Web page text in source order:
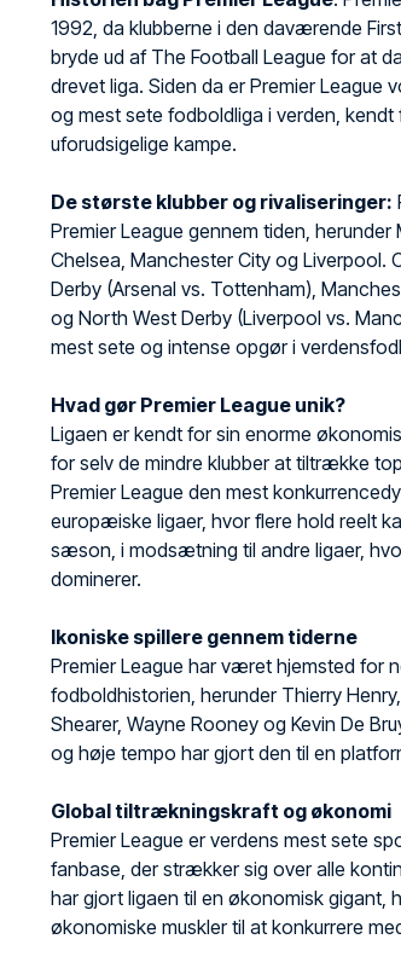
1992, da klubberne i den daværende
bryde ud af The Football League for at
drevet liga. Siden da er Premier League
og mest sete fodboldliga i verden,
uforudsigelige kampe.
De største klubber og rivaliseringer:
Premier League gennem tiden,
Chelsea, Manchester City og Liverpool.
Derby (Arsenal vs. Tottenham),
og North West Derby (Liverpool vs.
mest sete og intense opgør i
Hvad gør Premier League unik?
Ligaen er kendt for sin enorme
for selv de mindre klubber at tiltrække
Premier League den mest
europæiske ligaer, hvor flere hold reelt
sæson, i modsætning til andre ligaer,
dominerer.
Ikoniske spillere gennem tiderne
Premier League har været hjemsted for
fodboldhistorien, herunder Thierry
Shearer, Wayne Rooney og Kevin De
og høje tempo har gjort den til en
Global tiltrækningskraft og økonomi
Premier League er verdens mest sete
fanbase, der strækker sig over alle
har gjort ligaen til en økonomisk gigant,
økonomiske muskler til at konkurrere